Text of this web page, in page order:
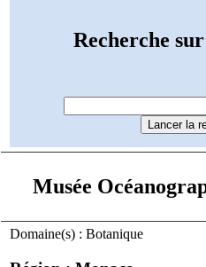
Recherche
Musée
Domaine(s) : Botanique